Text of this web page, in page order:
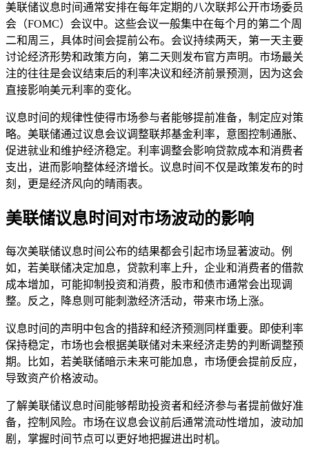
美联储议息时间通常安排在每年定期的八次联邦公开市场委员
会（FOMC）会议中。这些会议一般集中在每个月的第二个周
二和周三，具体时间会提前公布。会议持续两天，第一天主要
讨论经济形势和政策方向，第二天则发布官方声明。市场最关
注的往往是会议结束后的利率决议和经济前景预测，因为这会
直接影响美元利率的变化。
议息时间的规律性使得市场参与者能够提前准备，制定应对策
略。美联储通过议息会议调整联邦基金利率，意图控制通胀、
促进就业和维护经济稳定。利率调整会影响贷款成本和消费者
支出，进而影响整体经济增长。议息时间不仅是政策发布的时
刻，更是经济风向的晴雨表。
美联储议息时间对市场波动的影响
每次美联储议息时间公布的结果都会引起市场显著波动。例
如，若美联储决定加息，贷款利率上升，企业和消费者的借款
成本增加，可能抑制投资和消费，股市和债市通常会出现调
整。反之，降息则可能刺激经济活动，带来市场上涨。
议息时间的声明中包含的措辞和经济预测同样重要。即使利率
保持稳定，市场也会根据美联储对未来经济走势的判断调整预
期。比如，若美联储暗示未来可能加息，市场便会提前反应，
导致资产价格波动。
了解美联储议息时间能够帮助投资者和经济参与者提前做好准
备，控制风险。市场在议息会议前后通常流动性增加，波动加
剧，掌握时间节点可以更好地把握进出时机。